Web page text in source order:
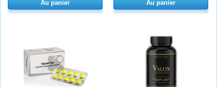
Au panier Au panier